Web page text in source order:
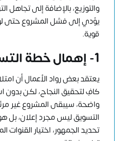
والتوزيع، بالإضافة إلى تجاهل
يؤدي إلى فشل المشروع حتى
قوية.
1- إهمال خطة التسويق والتوزيع
يعتقد بعض رواد الأعمال أن
كافٍ لتحقيق النجاح، لكن بدون
واضحة، سيبقى المشروع غير
التسويق ليس مجرد إعلان، بل
تحديد الجمهور، اختيار